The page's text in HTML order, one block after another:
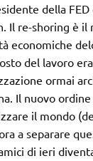
della
Il re-shoring è il
economiche
del lavoro
ormai
Il nuovo
il mondo
a separare
di ieri